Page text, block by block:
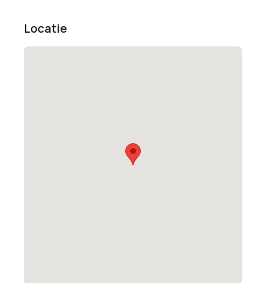
Locatie